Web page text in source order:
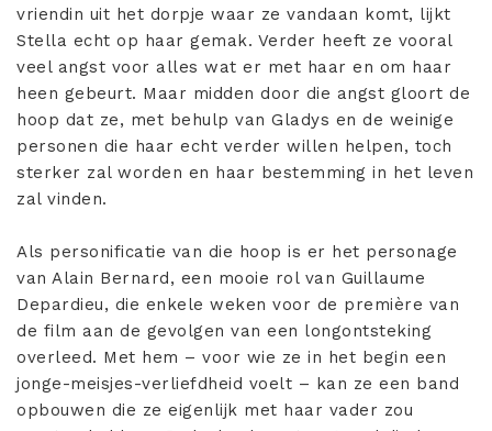
vriendin uit het dorpje waar ze vandaan komt, lijkt
Stella echt op haar gemak. Verder heeft ze vooral
veel angst voor alles wat er met haar en om haar
heen gebeurt. Maar midden door die angst gloort de
hoop dat ze, met behulp van Gladys en de weinige
personen die haar echt verder willen helpen, toch
sterker zal worden en haar bestemming in het leven
zal vinden.
Als personificatie van die hoop is er het personage
van Alain Bernard, een mooie rol van Guillaume
Depardieu, die enkele weken voor de première van
de film aan de gevolgen van een longontsteking
overleed. Met hem – voor wie ze in het begin een
jonge-meisjes-verliefdheid voelt – kan ze een band
opbouwen die ze eigenlijk met haar vader zou